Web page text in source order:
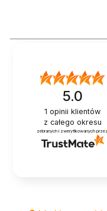
5.0
1 opinii klientów
z całego okresu
zebranych i zweryfikowanych przez